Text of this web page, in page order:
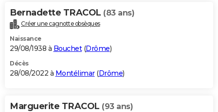
Bernadette TRACOL (83 ans)
Créer une cagnotte obsèques
Naissance
29/08/1938 à Bouchet(Drôme)
Décès
28/08/2022 à Montélimar(Drôme)
Marguerite TRACOL (93 ans)